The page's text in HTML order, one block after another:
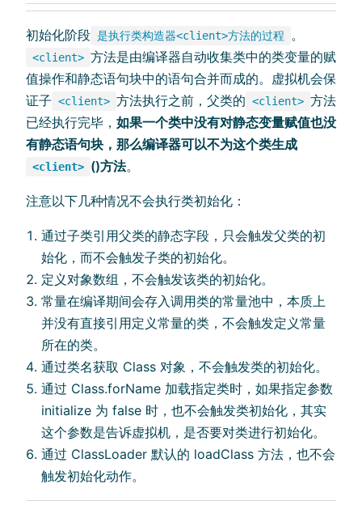
初始化阶段 是执行类构造器<client>方法的过程 。
<client> 方法是由编译器自动收集类中的类变量的赋
值操作和静态语句块中的语句合并而成的。虚拟机会保
证子 <client> 方法执行之前，父类的 <client> 方法
已经执行完毕， 如果一个类中没有对静态变量赋值也没
有静态语句块，那么编译器可以不为这个类生成
<client> ()方法。
注意以下几种情况不会执行类初始化：
通过子类引用父类的静态字段，只会触发父类的初
始化，而不会触发子类的初始化。
定义对象数组，不会触发该类的初始化。
常量在编译期间会存入调用类的常量池中，本质上
并没有直接引用定义常量的类，不会触发定义常量
所在的类。
通过类名获取 Class 对象，不会触发类的初始化。
通过 Class.forName 加载指定类时，如果指定参数
initialize 为 false 时，也不会触发类初始化，其实
这个参数是告诉虚拟机，是否要对类进行初始化。
通过 ClassLoader 默认的 loadClass 方法，也不会
触发初始化动作。